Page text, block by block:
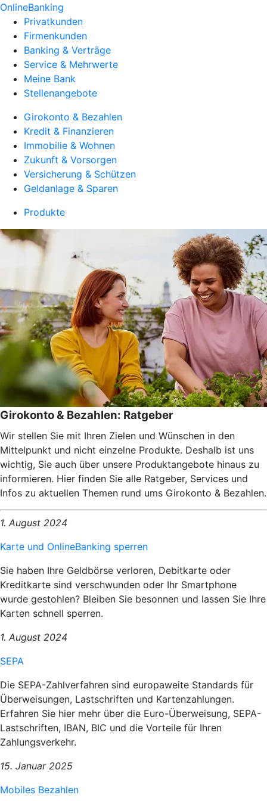
OnlineBanking
Privatkunden
Firmenkunden
Banking & Verträge
Service & Mehrwerte
Meine Bank
Stellenangebote
Girokonto & Bezahlen
Kredit & Finanzieren
Immobilie & Wohnen
Zukunft & Vorsorgen
Versicherung & Schützen
Geldanlage & Sparen
Produkte
Girokonto & Bezahlen: Ratgeber
Wir stellen Sie mit Ihren Zielen und Wünschen in den
Mittelpunkt und nicht einzelne Produkte. Deshalb ist uns
wichtig, Sie auch über unsere Produktangebote hinaus zu
informieren. Hier finden Sie alle Ratgeber, Services und
Infos zu aktuellen Themen rund ums Girokonto & Bezahlen.
1. August 2024
Karte und OnlineBanking sperren
Sie haben Ihre Geldbörse verloren, Debitkarte oder
Kreditkarte sind verschwunden oder Ihr Smartphone
wurde gestohlen? Bleiben Sie besonnen und lassen Sie Ihre
Karten schnell sperren.
1. August 2024
SEPA
Die SEPA-Zahlverfahren sind europaweite Standards für
Überweisungen, Lastschriften und Kartenzahlungen.
Erfahren Sie hier mehr über die Euro-Überweisung, SEPA-
Lastschriften, IBAN, BIC und die Vorteile für Ihren
Zahlungsverkehr.
15. Januar 2025
Mobiles Bezahlen